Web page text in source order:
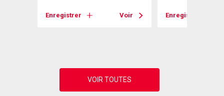
Enregistrer Voir Enregistrer